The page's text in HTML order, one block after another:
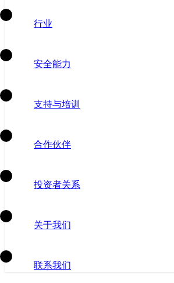
行业
安全能力
支持与培训
合作伙伴
投资者关系
关于我们
联系我们